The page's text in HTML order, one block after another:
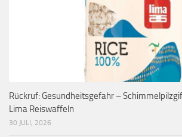
Rückruf: Gesundheitsgefahr –
Lima Reiswaffeln
30 JULI, 2026